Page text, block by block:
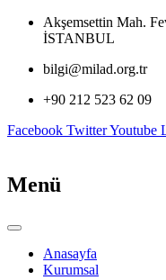
İçeriğe Akşemsettin Mah.
İSTANBUL
bilgi@milad.org.tr
+90 212 523 62 09
Facebook TwitterYoutube
Menü
Anasayfa
Kurumsal